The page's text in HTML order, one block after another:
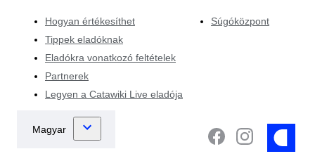
Hogyan értékesíthet
Tippek eladóknak
Eladókra vonatkozó feltételek
Partnerek
Legyen a Catawiki Live eladója
Súgóközpont